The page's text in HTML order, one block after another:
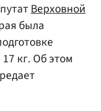
Верховной
была
кг. Об этом